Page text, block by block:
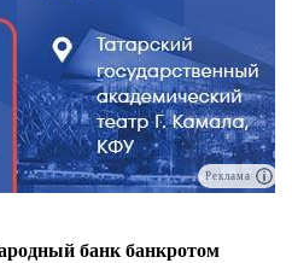
Реклама
банк банкротом